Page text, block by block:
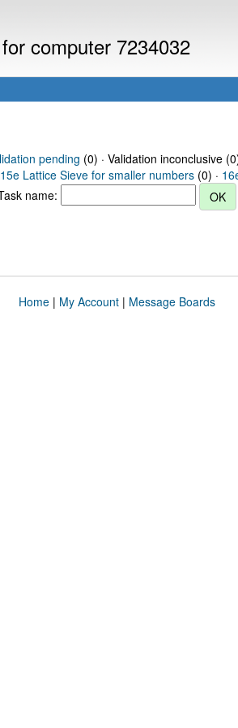
computer 7234032
pending (0) · Validation inconclusive
15e Lattice Sieve for smaller numbers (0) ·
name:
Home| My Account| Message Boards